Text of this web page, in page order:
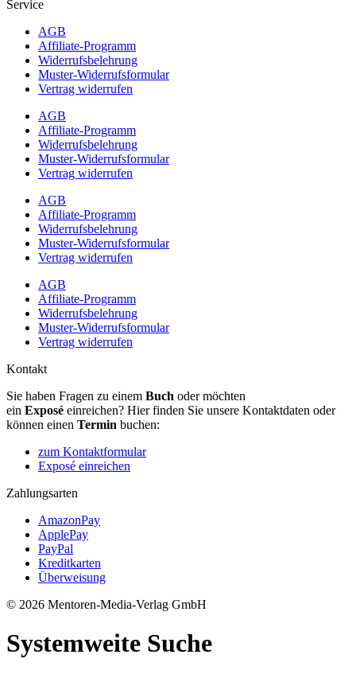
Service
AGB
Affiliate-Programm
Widerrufsbelehrung
Muster-Widerrufsformular
Vertrag widerrufen
AGB
Affiliate-Programm
Widerrufsbelehrung
Muster-Widerrufsformular
Vertrag widerrufen
AGB
Affiliate-Programm
Widerrufsbelehrung
Muster-Widerrufsformular
Vertrag widerrufen
AGB
Affiliate-Programm
Widerrufsbelehrung
Muster-Widerrufsformular
Vertrag widerrufen
Kontakt
Sie haben Fragen zu einem Buch oder möchten
ein Exposé einreichen? Hier finden Sie unsere Kontaktdaten oder
können einen Termin buchen:
zum Kontaktformular
Exposé einreichen
Zahlungsarten
AmazonPay
ApplePay
PayPal
Kreditkarten
Überweisung
© 2026 Mentoren-Media-Verlag GmbH
Systemweite Suche